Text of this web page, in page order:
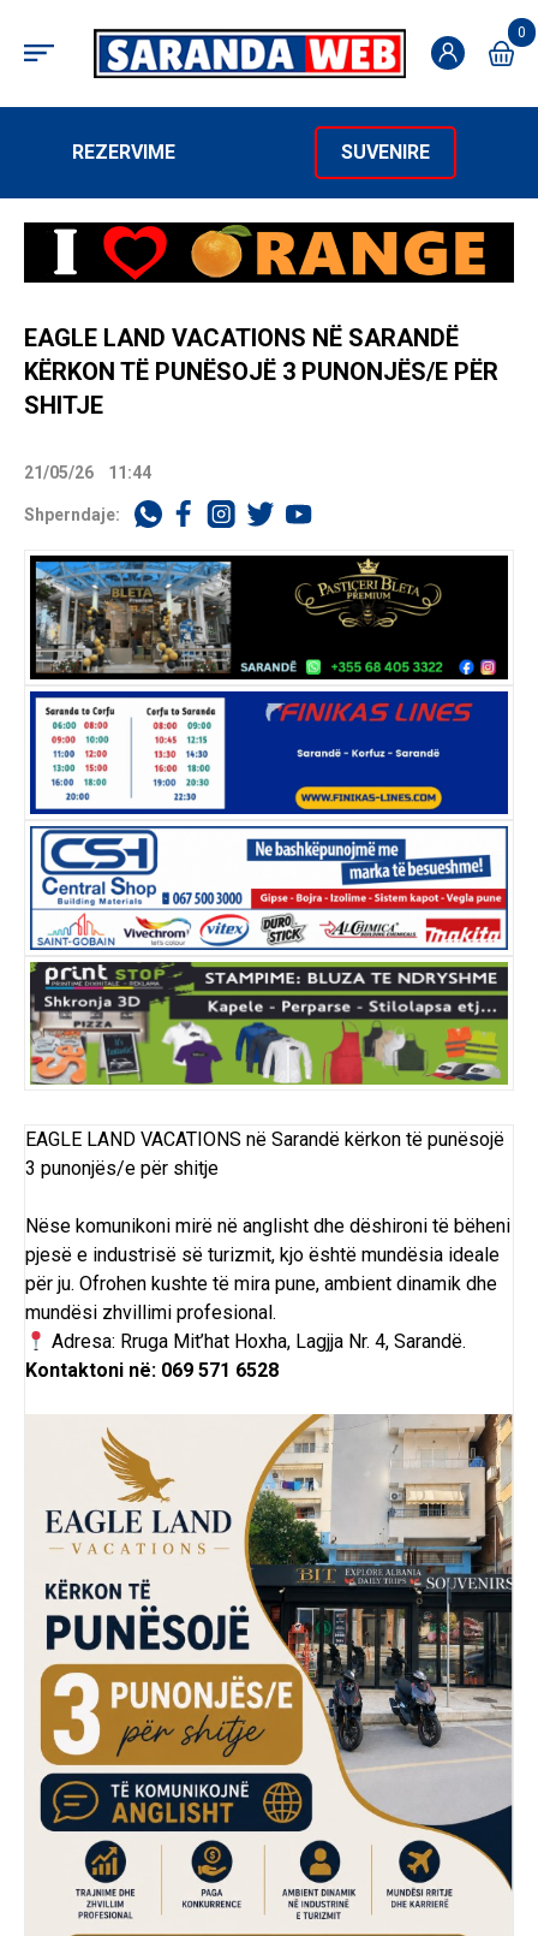
0
REZERVIME SUVENIRE
EAGLE LAND VACATIONS NË SARANDË
KËRKON TË PUNËSOJË 3 PUNONJËS/E PËR
SHITJE
21/05/26 11:44
Shperndaje:
EAGLE LAND VACATIONS në Sarandë kërkon të punësojë
3 punonjës/e për shitje
Nëse komunikoni mirë në anglisht dhe dëshironi të bëheni
pjesë e industrisë së turizmit, kjo është mundësia ideale
për ju. Ofrohen kushte të mira pune, ambient dinamik dhe
mundësi zhvillimi profesional.
Adresa: Rruga Mit’hat Hoxha, Lagjja Nr. 4, Sarandë.
Kontaktoni në: 069 571 6528